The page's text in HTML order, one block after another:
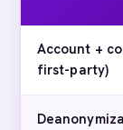
Account +
first-party)